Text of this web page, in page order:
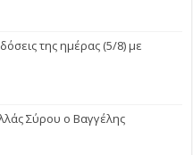
της ημέρας (5/8) με
Σύρου ο Βαγγέλης